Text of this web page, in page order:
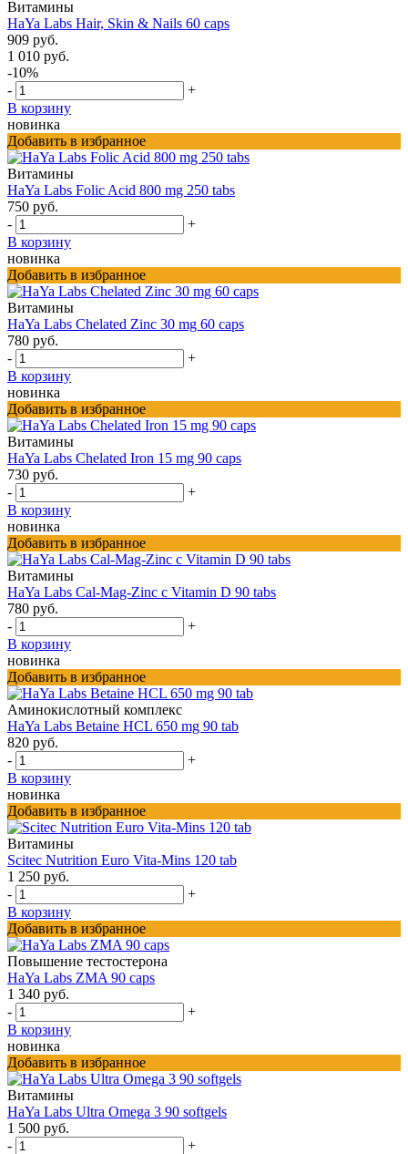
Витамины
HaYa Labs Hair, Skin & Nails 60 caps
909 руб.
1 010 руб.
-10%
-
+
В корзину
новинка
Добавить в избранное
Витамины
HaYa Labs Folic Acid 800 mg 250 tabs
750 руб.
-
+
В корзину
новинка
Добавить в избранное
Витамины
HaYa Labs Chelated Zinc 30 mg 60 caps
780 руб.
-
+
В корзину
новинка
Добавить в избранное
Витамины
HaYa Labs Chelated Iron 15 mg 90 caps
730 руб.
-
+
В корзину
новинка
Добавить в избранное
Витамины
HaYa Labs Cal-Mag-Zinc с Vitamin D 90 tabs
780 руб.
-
+
В корзину
новинка
Добавить в избранное
Аминокислотный комплекс
HaYa Labs Betaine HCL 650 mg 90 tab
820 руб.
-
+
В корзину
новинка
Добавить в избранное
Витамины
Scitec Nutrition Euro Vita-Mins 120 tab
1 250 руб.
-
+
В корзину
Добавить в избранное
Повышение тестостерона
HaYa Labs ZMA 90 caps
1 340 руб.
-
+
В корзину
новинка
Добавить в избранное
Витамины
HaYa Labs Ultra Omega 3 90 softgels
1 500 руб.
-
+